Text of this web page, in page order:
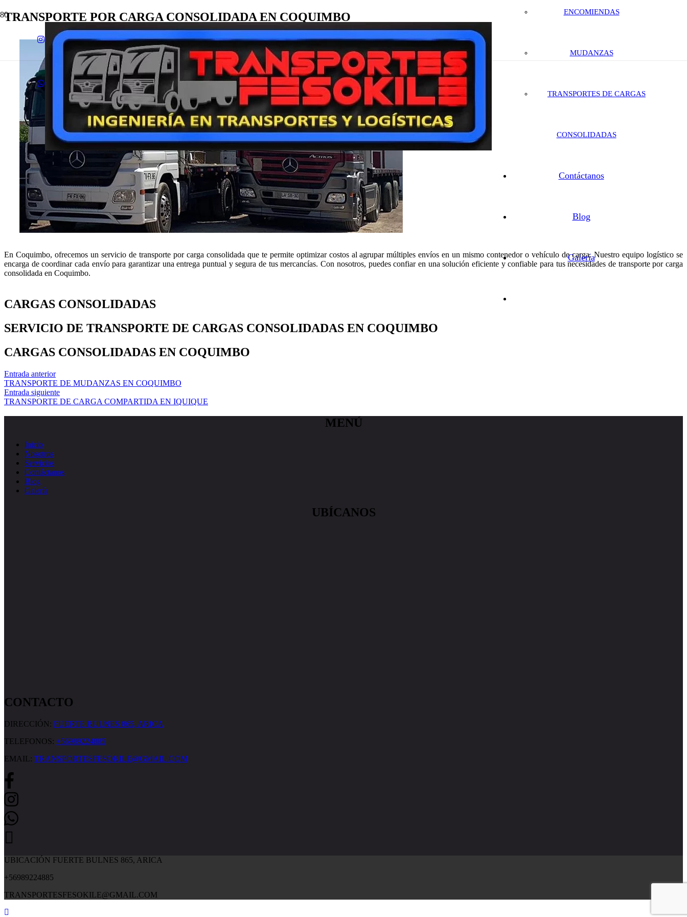
ENCOMIENDAS
MUDANZAS
TRANSPORTES DE CARGAS
CONSOLIDADAS
Contáctanos
Blog
Galería
TRANSPORTE POR CARGA CONSOLIDADA EN COQUIMBO
En Coquimbo, ofrecemos un servicio de transporte por carga consolidada que te permite optimizar costos al agrupar múltiples envíos en un mismo contenedor o vehículo de carga. Nuestro equipo logístico se
encarga de coordinar cada envío para garantizar una entrega puntual y segura de tus mercancías. Con nosotros, puedes confiar en una solución eficiente y confiable para tus necesidades de transporte por carga
consolidada en Coquimbo.
CARGAS CONSOLIDADAS
SERVICIO DE TRANSPORTE DE CARGAS CONSOLIDADAS EN COQUIMBO
CARGAS CONSOLIDADAS EN COQUIMBO
Entrada anterior
TRANSPORTE DE MUDANZAS EN COQUIMBO
Entrada siguiente
TRANSPORTE DE CARGA COMPARTIDA EN IQUIQUE
MENÚ
Inicio
Nosotros
Servicios
Contáctanos
Blog
Galería
UBÍCANOS
CONTACTO
DIRECCIÓN: FUERTE BULNES 865, ARICA
TELEFONOS: +56989224885
EMAIL: TRANSPORTESFESOKILE@GMAIL.COM
UBICACIÓN FUERTE BULNES 865, ARICA
+56989224885
TRANSPORTESFESOKILE@GMAIL.COM